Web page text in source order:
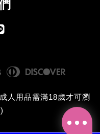
JCB
Diners
人用品需滿18歲才可瀏